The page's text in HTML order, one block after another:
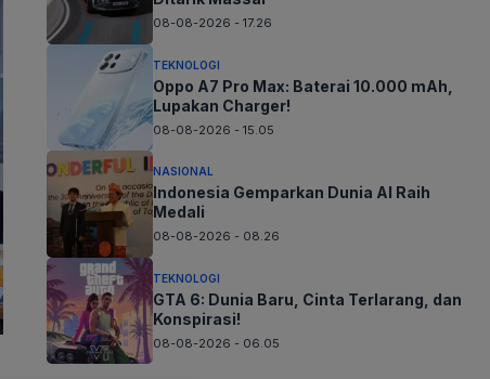
08-08-2026 - 17.26
TEKNOLOGI
Oppo A7 Pro Max: Baterai 10.000 mAh,
Lupakan Charger!
08-08-2026 - 15.05
NASIONAL
Indonesia Gemparkan Dunia AI Raih
Medali
08-08-2026 - 08.26
TEKNOLOGI
GTA 6: Dunia Baru, Cinta Terlarang, dan
Konspirasi!
08-08-2026 - 06.05